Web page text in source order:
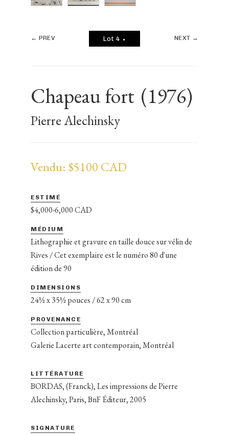
← PREV Lot 4 ▼ NEXT →
Chapeau fort (1976)
Pierre Alechinsky
Vendu: $5100 CAD
ESTIMÉ
$4,000-6,000 CAD
MÉDIUM
Lithographie et gravure en taille douce sur vélin de
Rives / Cet exemplaire est le numéro 80 d'une
édition de 90
DIMENSIONS
24½ x 35½ pouces / 62 x 90 cm
PROVENANCE
Collection particulière, Montréal
Galerie Lacerte art contemporain, Montréal
LITTÉRATURE
BORDAS, (Franck), Les impressions de Pierre
Alechinsky, Paris, BnF Éditeur, 2005
SIGNATURE